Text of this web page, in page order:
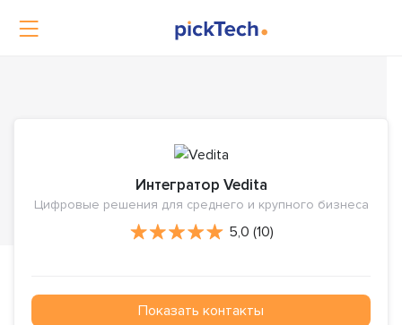
Интегратор Vedita
Цифровые решения для среднего и крупного бизнеса
5,0 (10)
Показать контакты